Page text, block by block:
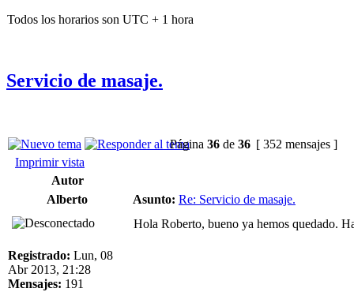
Todos los horarios son UTC + 1 hora
Servicio de masaje.
Página 36 de 36 [ 352 mensajes ]
Imprimir vista
Autor
Alberto
Asunto: Re: Servicio de masaje.
Registrado: Lun, 08
Abr 2013, 21:28
Mensajes: 191
Hola Roberto, bueno ya hemos quedado.